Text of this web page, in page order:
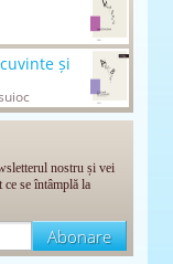
și
nostru și vei
se întâmplă la